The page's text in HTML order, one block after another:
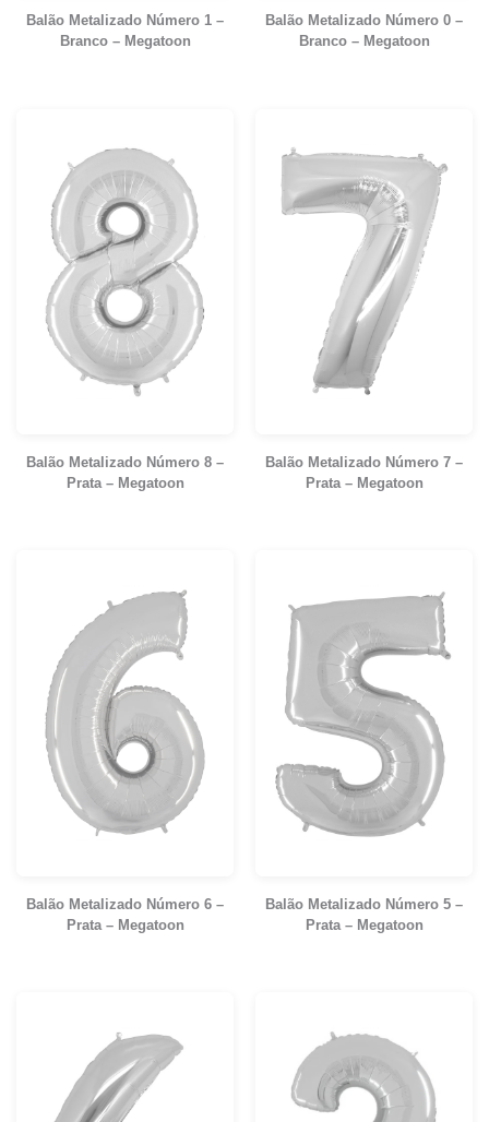
Balão Metalizado Número 1 –
Branco – Megatoon
Balão Metalizado Número 0 –
Branco – Megatoon
Balão Metalizado Número 8 –
Prata – Megatoon
Balão Metalizado Número 7 –
Prata – Megatoon
Balão Metalizado Número 6 –
Prata – Megatoon
Balão Metalizado Número 5 –
Prata – Megatoon